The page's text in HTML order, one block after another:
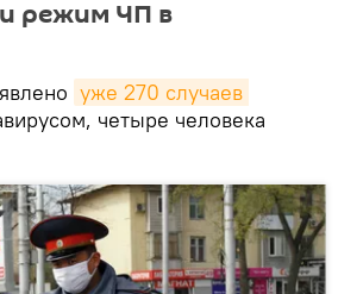
режим ЧП в
уже 270 случаев
четыре человека